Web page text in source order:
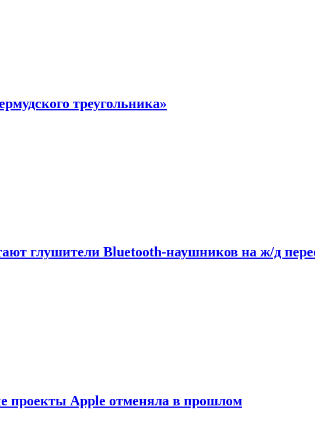
треугольника»
глушители Bluetooth-наушников на ж/д
проекты Apple отменяла в прошлом